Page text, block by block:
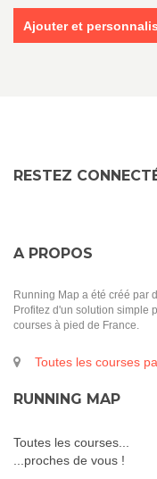
Ajouter et
RESTEZ
A PROPOS
Running Map a été créé par
Profitez d'un solution simple
courses à pied de France.
Toutes les courses
RUNNING MAP
Toutes les courses...
...proches de vous !